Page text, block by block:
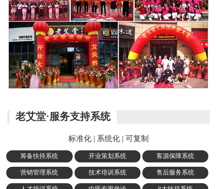
老艾堂·服务支持系统
标准化 | 系统化 | 可复制
筹备扶持系统 开业策划系统 客源保障系统
营销管理系统 技术培训系统 售后服务系统